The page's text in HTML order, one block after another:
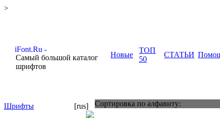
>
Самый большой каталог
шрифтов
Новые
ТОП
50
СТАТЬИ
Шрифты
[rus]
Сортировка по алфавиту: